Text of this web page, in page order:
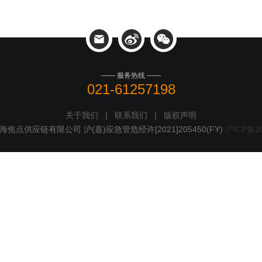
—— 服务热线 ——
021-61257198
关于我们 | 联系我们 |
版权声明
焦点供应链有限公司 沪(嘉)应急管危经许[2021]205450(FY) 沪ICP备